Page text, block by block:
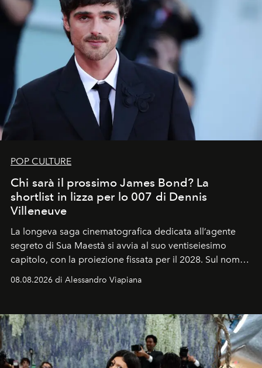
POP CULTURE
Chi sarà il prossimo James Bond? La
shortlist in lizza per lo 007 di Dennis
Villeneuve
La longeva saga cinematografica dedicata all’agente
segreto di Sua Maestà si avvia al suo ventiseiesimo
capitolo, con la proiezione fissata per il 2028. Sul nome
dell’attore chiamato a raccogliere l’eredità di Daniel
Craig, però, regna ancora il più assoluto riserbo.
08.08.2026 di Alessandro Viapiana